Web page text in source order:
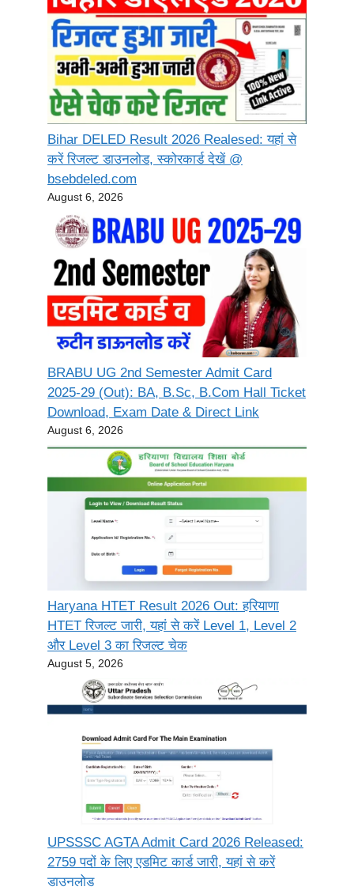
Bihar DELED Result 2026 Realesed: यहां से
करें रिजल्ट डाउनलोड, स्कोरकार्ड देखें @
bsebdeled.com
August 6, 2026
BRABU UG 2nd Semester Admit Card
2025-29 (Out): BA, B.Sc, B.Com Hall Ticket
Download, Exam Date & Direct Link
August 6, 2026
Haryana HTET Result 2026 Out: हरियाणा
HTET रिजल्ट जारी, यहां से करें Level 1, Level 2
और Level 3 का रिजल्ट चेक
August 5, 2026
UPSSSC AGTA Admit Card 2026 Released:
2759 पदों के लिए एडमिट कार्ड जारी, यहां से करें
डाउनलोड